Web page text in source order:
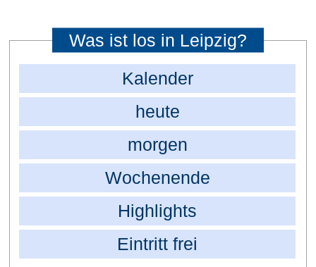
Was ist los in Leipzig?
Kalender
heute
morgen
Wochenende
Highlights
Eintritt frei